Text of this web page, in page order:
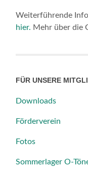
Weiterführende
hier. Mehr über die
FÜR UNSERE
Downloads
Förderverein
Fotos
Sommerlager O-